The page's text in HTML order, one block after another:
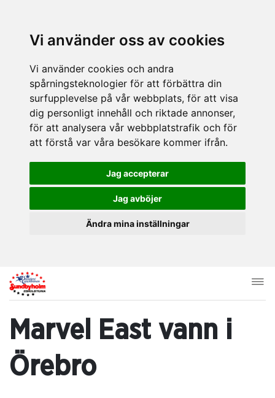
Vi använder oss av cookies
Vi använder cookies och andra
spårningsteknologier för att förbättra din
surfupplevelse på vår webbplats, för att visa
dig personligt innehåll och riktade annonser,
för att analysera vår webbplatstrafik och för
att förstå var våra besökare kommer ifrån.
Jag accepterar
Jag avböjer
Ändra mina inställningar
Marvel East vann i
Örebro